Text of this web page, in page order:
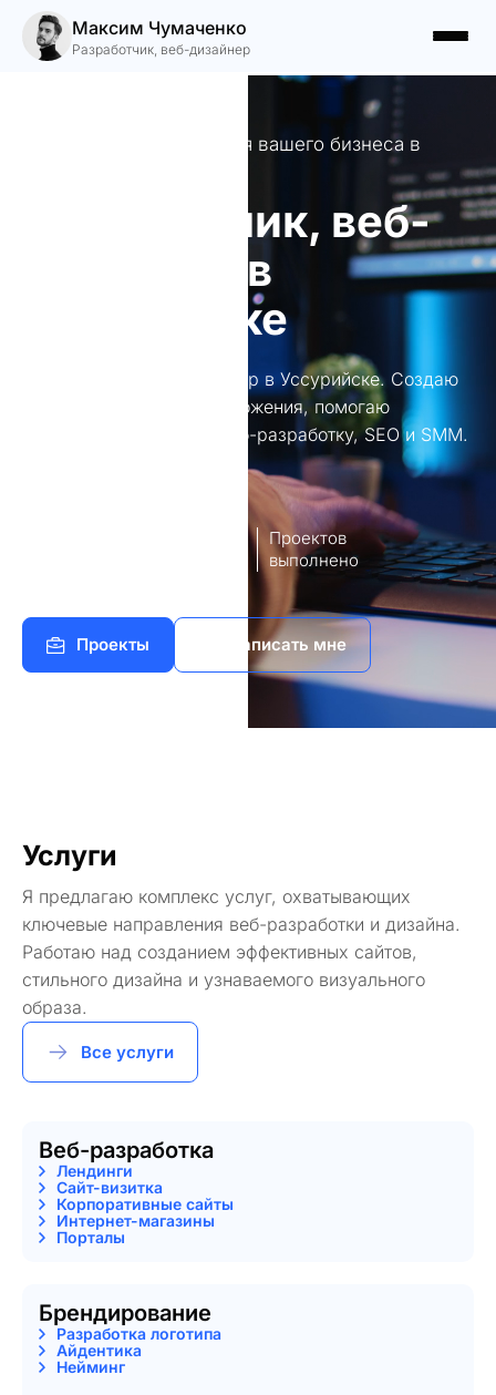
Максим Чумаченко
Разработчик, веб-дизайнер
Качественные сайты для вашего бизнеса в
Разработчик, веб-
дизайнер в
Уссурийске
Разработчик, веб-дизайнер в Уссурийске. Создаю
уникальные сайты и приложения, помогаю
бизнесам расти через веб-разработку, SEO и SMM.
Проектов
выполнено
Проекты Написать мне
Услуги
Я предлагаю комплекс услуг, охватывающих
ключевые направления веб-разработки и дизайна.
Работаю над созданием эффективных сайтов,
стильного дизайна и узнаваемого визуального
образа.
Все услуги
Веб-разработка
Лендинги
Сайт-визитка
Корпоративные сайты
Интернет-магазины
Порталы
Брендирование
Разработка логотипа
Айдентика
Нейминг